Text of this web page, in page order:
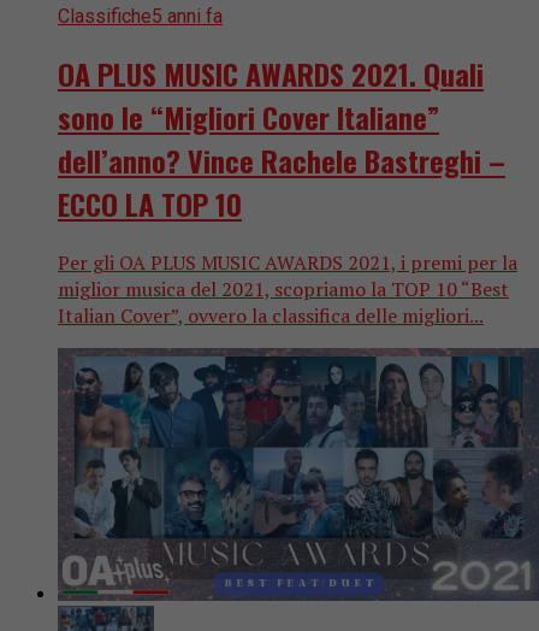
Classifiche5 anni fa
OA PLUS MUSIC AWARDS 2021. Quali
sono le “Migliori Cover Italiane”
dell’anno? Vince Rachele Bastreghi –
ECCO LA TOP 10
Per gli OA PLUS MUSIC AWARDS 2021, i premi per la
miglior musica del 2021, scopriamo la TOP 10 “Best
Italian Cover”, ovvero la classifica delle migliori...